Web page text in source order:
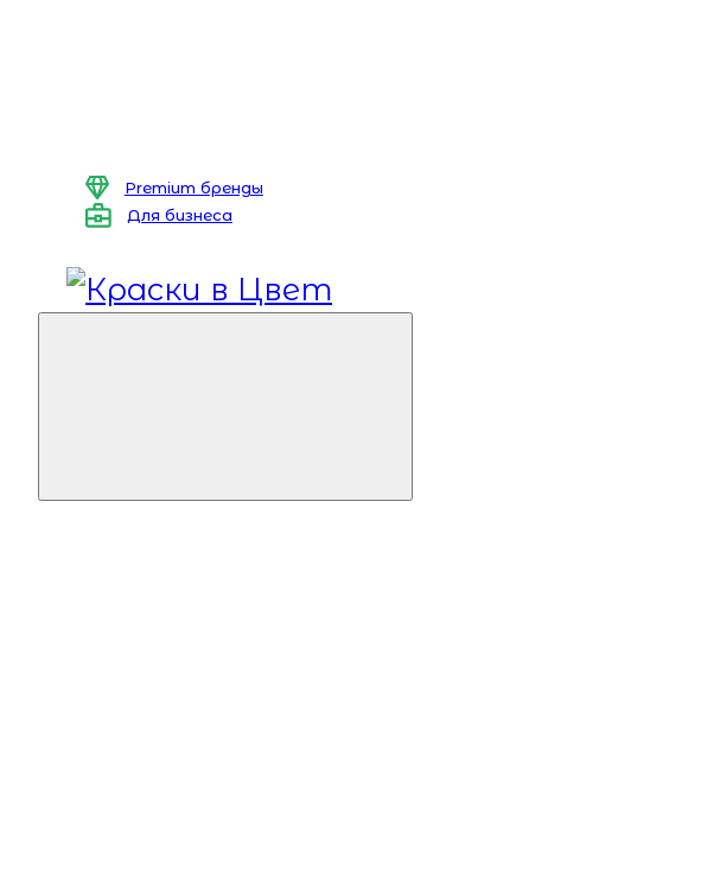
Premium бренды
Для бизнеса